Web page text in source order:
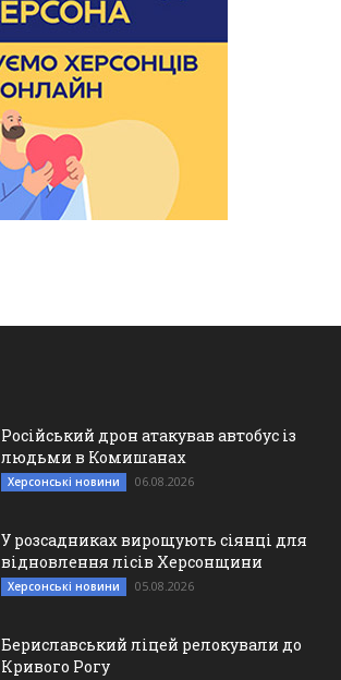
Російський дрон атакував автобус із
людьми в Комишанах
Херсонські новини 06.08.2026
У розсадниках вирощують сіянці для
відновлення лісів Херсонщини
Херсонські новини 05.08.2026
Бериславський ліцей релокували до
Кривого Рогу